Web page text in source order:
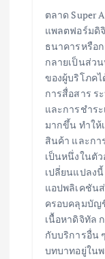
ตลาด Super
แพลตฟอร์มดิ
ธนาคารหรือ
กลายเป็นส่ว
ของผู้บริโภค
การสื่อสาร ร
และการชำร
มากขึ้น ทำให้
สินค้า และกา
เป็นหนึ่งในตั
เปลี่ยนแปลง
แอปพลิเคชัน
ครอบคลุมบัญ
เนื้อหาดิจิทัล
กับบริการอื่น
บทบาทอยู่ใน